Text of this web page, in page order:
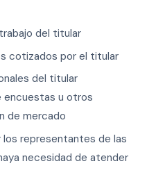
del titular
cotizados por el titular
del titular
u otros
de mercado
los representantes de las
necesidad de atender